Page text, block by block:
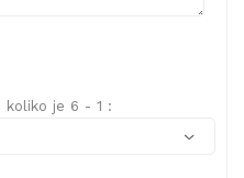
je 6 - 1 :